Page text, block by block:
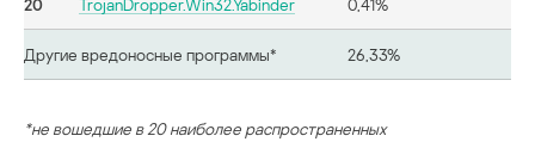
Другие вредоносные программы* 26,33%
*не вошедшие в 20 наиболее распространенных